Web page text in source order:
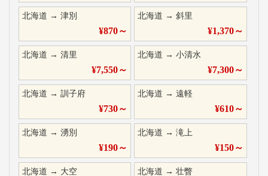
北海道 → 津別
¥870～
北海道 →斜里
¥1,370～
北海道 → 清里
¥7,550～
北海道 →小清水
¥7,300～
北海道 → 訓子府
¥730～
北海道 →遠軽
¥610～
北海道 → 湧別
¥190～
北海道 →滝上
¥150～
北海道 → 大空 北海道 →壮瞥